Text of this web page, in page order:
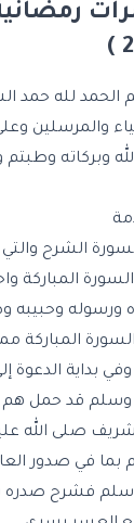
الحمد لله حمد
والمرسلين
وبركاته
لسورة الشرح
السورة
ورسوله وحبيبه
المباركة
بداية الدعوة
وسلم قد حمل هم
صلى الله
بما في صدور
فشرح صدره